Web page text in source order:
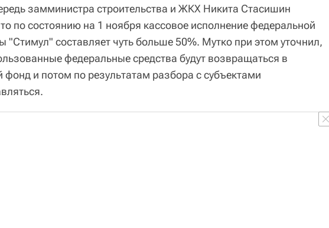
замминистра строительства и ЖКХ Никита Стасишин
по состоянию на 1 ноября кассовое исполнение федеральной
"Стимул" составляет чуть больше 50%. Мутко при этом уточнил,
федеральные средства будут возвращаться в
фонд и потом по результатам разбора с субъектами